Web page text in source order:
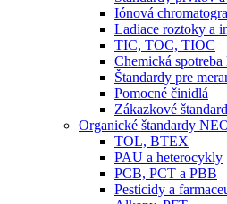
Iónová
Ladiace roztoky a
TIC, TOC, TIOC
Chemická
Štandardy pre
Pomocné činidlá
Zákazkové
Organické štandardy
TOL, BTEX
PAU a heterocykly
PCB, PCT a PBB
Pesticidy a